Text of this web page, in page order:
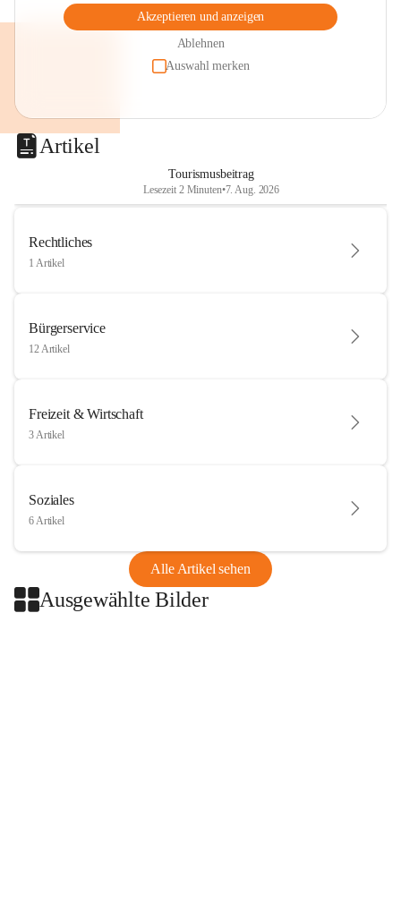
Akzeptieren und anzeigen
Ablehnen
Auswahl merken
Artikel
Tourismusbeitrag
Lesezeit 2 Minuten•7. Aug. 2026
Rechtliches
1 Artikel
Bürgerservice
12 Artikel
Freizeit & Wirtschaft
3 Artikel
Soziales
6 Artikel
Alle Artikel sehen
Ausgewählte Bilder